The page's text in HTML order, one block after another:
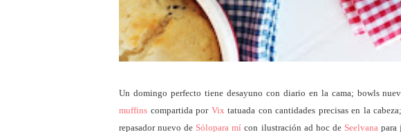
Un domingo perfecto tiene desayuno con diario en la cama; bowls
muffins compartida por Vix tatuada con cantidades precisas en la
repasador nuevo de Sólopara mí con ilustración ad hoc de Seelvana para